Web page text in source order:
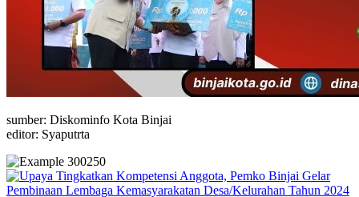
sumber: Diskominfo Kota Binjai
editor: Syaputrta